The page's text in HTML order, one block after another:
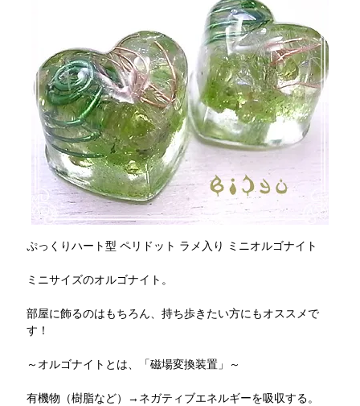
ぷっくりハート型 ペリドット ラメ入り ミニオルゴナイト
ミニサイズのオルゴナイト。
部屋に飾るのはもちろん、持ち歩きたい方にもオススメで
す！
～オルゴナイトとは、「磁場変換装置」～
有機物（樹脂など）→ネガティブエネルギーを吸収する。